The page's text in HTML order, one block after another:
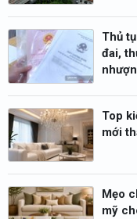
Thủ
đai,
Top
mới
Mẹo
mỹ